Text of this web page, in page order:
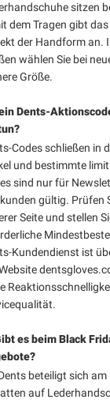
sitzen
dem Tragen gibt
der Handform an.
wählen Sie bei
Größe.
Dents-
Codes schließen in
und bestimmte
sind nur für
gültig. Prüfen
Seite und stellen
Kundendienst ist
es beim Black
beteiligt sich
auf